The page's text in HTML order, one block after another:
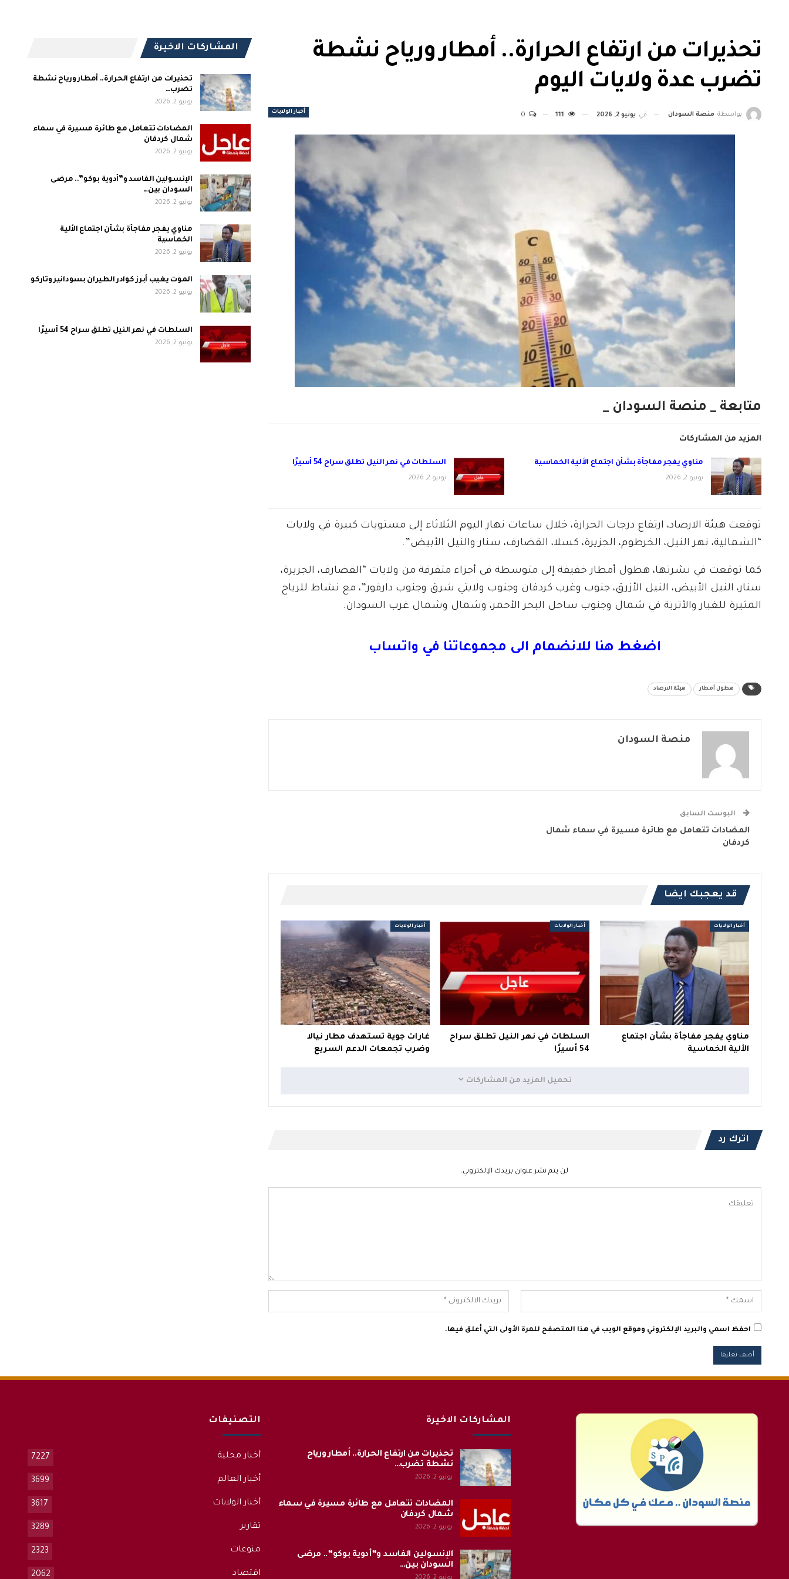
تحذيرات من ارتفاع الحرارة.. أمطار ورياح نشطة
تضرب عدة ولايات اليوم
أخبار الولايات بواسطة منصة السودان في يونيو 2, 2026 111
متابعة _ منصة السودان _
المزيد من المشاركات
مناوي يفجر مفاجأة بشأن اجتماع الألية الخماسية
يونيو 2, 2026
السلطات في نهر النيل تطلق سراح 54 أسيرًا
يونيو 2, 2026
توقعت هيئة الارصاد، ارتفاع درجات الحرارة، خلال ساعات نهار اليوم الثلاثاء إلى مستويات كبيرة في ولايات
“الشمالية، نهر النيل، الخرطوم، الجزيرة، كسلا، القضارف، سنار والنيل الأبيض”.
كما توقعت في نشرتها، هطول أمطار خفيفة إلى متوسطة في أجزاء متفرقة من ولايات “القضارف، الجزيرة،
سنار، النيل الأبيض، النيل الأزرق، جنوب وغرب كردفان وجنوب ولايتي شرق وجنوب دارفور”، مع نشاط للرياح
المثيرة للغبار والأتربة في شمال وجنوب ساحل البحر الأحمر، وشمال وشمال غرب السودان.
اضغط هنا للانضمام الى مجموعاتنا في واتساب
هطول أمطار هيئة الارصاد
منصة السودان
البوست السابق
المضادات تتعامل مع طائرة مسيرة في سماء شمال
كردفان
قد يعجبك ايضا
أخبار الولايات
مناوي يفجر مفاجأة بشأن اجتماع
الألية الخماسية
أخبار الولايات
السلطات في نهر النيل تطلق سراح
54 أسيرًا
أخبار الولايات
غارات جوية تستهدف مطار نيالا
وضرب تجمعات الدعم السريع
تحميل المزيد من المشاركات
اترك رد
لن يتم نشر عنوان بريدك الإلكتروني.
احفظ اسمي والبريد الإلكتروني وموقع الويب في هذا المتصفح للمرة الأولى التي أعلق فيها.
المشاركات الاخيرة
تحذيرات من ارتفاع الحرارة.. أمطار ورياح نشطة
تضرب…
يونيو 2, 2026
المضادات تتعامل مع طائرة مسيرة في سماء
شمال كردفان
يونيو 2, 2026
الإنسولين الفاسد و”أدوية بوكو”.. مرضى
السودان بين…
يونيو 2, 2026
مناوي يفجر مفاجأة بشأن اجتماع الألية
الخماسية
يونيو 2, 2026
الموت يغيب أبرز كوادر الطيران بسودانير وتاركو
يونيو 2, 2026
السلطات في نهر النيل تطلق سراح 54 أسيرًا
يونيو 2, 2026
المشاركات الاخيرة
تحذيرات من ارتفاع الحرارة.. أمطار ورياح
نشطة تضرب…
يونيو 2, 2026
المضادات تتعامل مع طائرة مسيرة في سماء
شمال كردفان
يونيو 2, 2026
الإنسولين الفاسد و”أدوية بوكو”.. مرضى
السودان بين…
التصنيفات
أخبار محلية 7227
أخبار العالم 3699
أخبار الولايات 3617
تقارير 3289
منوعات 2323
اقتصاد 2062